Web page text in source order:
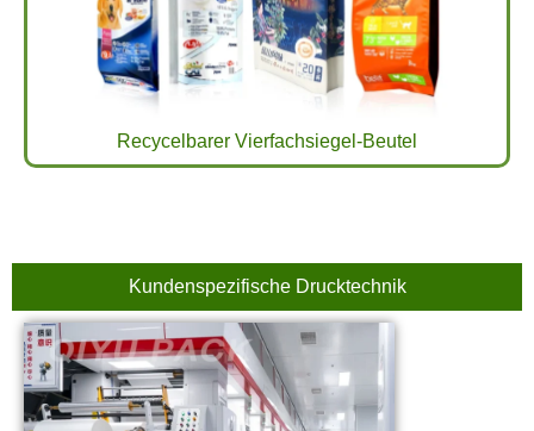
Recycelbarer Vierfachsiegel-Beutel
Kundenspezifische Drucktechnik